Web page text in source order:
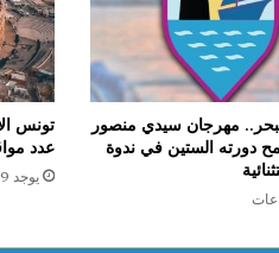
مهرجان سيدي منصور
دورته الستين في ندوة
تونس
عدد
يوجد 9 ساعات